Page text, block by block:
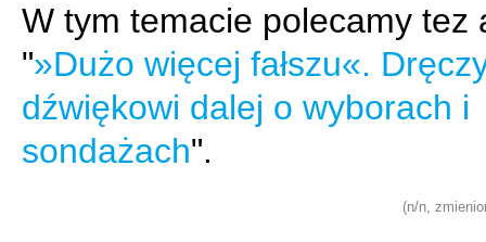
W tym temacie polecamy tez
"»Dużo więcej fałszu«.
dźwiękowi dalej o wyborach i
sondażach".
(n/n,